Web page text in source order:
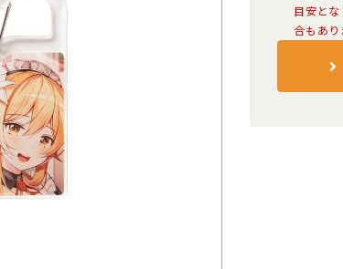
目安と
合もあり